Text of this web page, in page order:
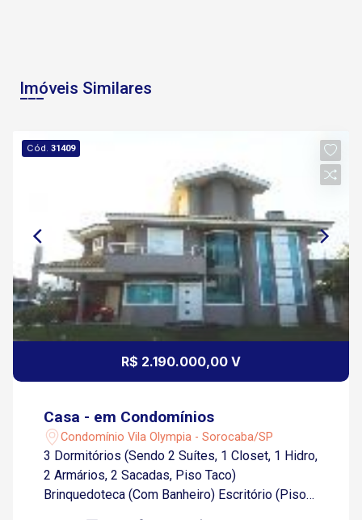
Imóveis Similares
Cód.31409
R$ 2.190.000,00 V
Casa - em Condomínios
Condomínio Vila Olympia - Sorocaba/SP
3 Dormitórios (Sendo 2 Suítes, 1 Closet, 1 Hidro,
2 Armários, 2 Sacadas, Piso Taco)
Brinquedoteca (Com Banheiro) Escritório (Piso